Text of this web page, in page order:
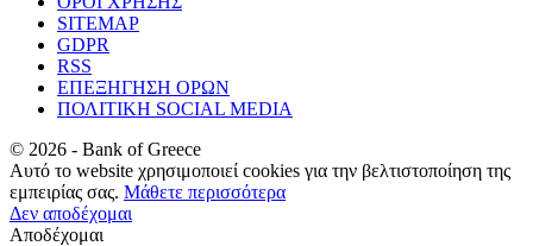
SITEMAP
GDPR
RSS
ΕΠΕΞΗΓΗΣΗ ΟΡΩΝ
ΠΟΛΙΤΙΚΗ SOCIAL MEDIA
© 2026 - Bank of Greece
Αυτό το website χρησιμοποιεί cookies για την βελτιστοποίηση της
εμπειρίας σας. Μάθετε περισσότερα
Δεν αποδέχομαι
Αποδέχομαι